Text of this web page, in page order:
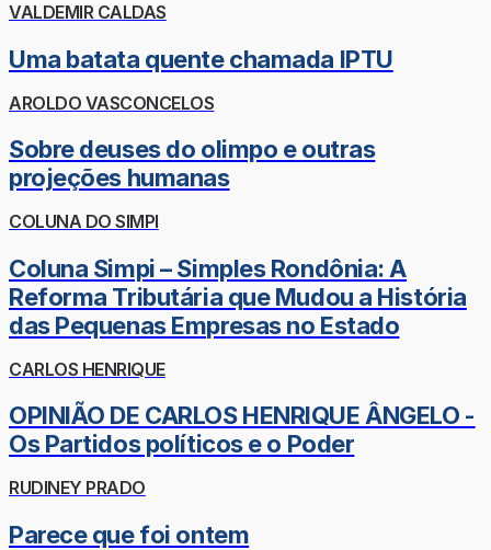
VALDEMIR CALDAS
Uma batata quente chamada IPTU
AROLDO VASCONCELOS
Sobre deuses do olimpo e outras
projeções humanas
COLUNA DO SIMPI
Coluna Simpi – Simples Rondônia: A
Reforma Tributária que Mudou a História
das Pequenas Empresas no Estado
CARLOS HENRIQUE
OPINIÃO DE CARLOS HENRIQUE ÂNGELO -
Os Partidos políticos e o Poder
RUDINEY PRADO
Parece que foi ontem